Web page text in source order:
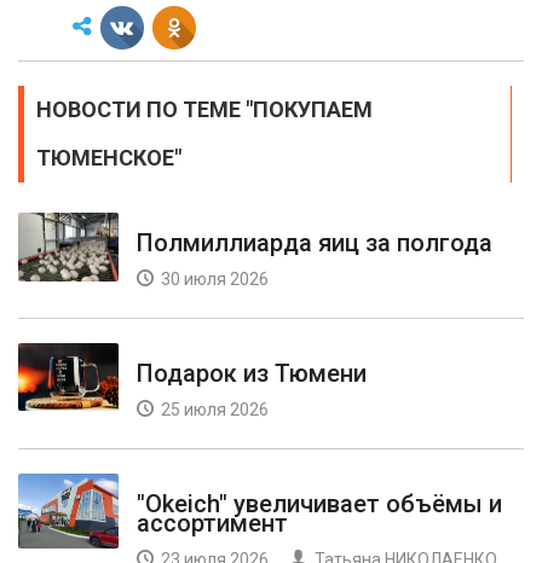
НОВОСТИ ПО ТЕМЕ "ПОКУПАЕМ
ТЮМЕНСКОЕ"
Полмиллиарда яиц за полгода
30 июля 2026
Подарок из Тюмени
25 июля 2026
"Okeich" увеличивает объёмы и
ассортимент